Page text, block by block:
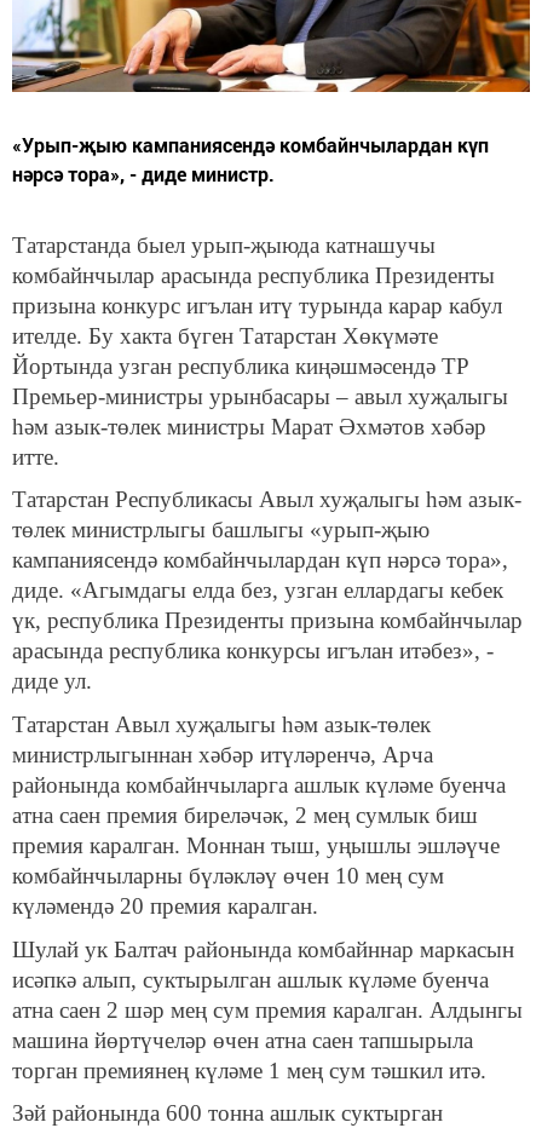
«Урып-җыю кампаниясендә комбайнчылардан күп
нәрсә тора», - диде министр.
Татарстанда быел урып-җыюда катнашучы
комбайнчылар арасында республика Президенты
призына конкурс игълан итү турында карар кабул
ителде. Бу хакта бүген Татарстан Хөкүмәте
Йортында узган республика киңәшмәсендә ТР
Премьер-министры урынбасары – авыл хуҗалыгы
һәм азык-төлек министры Марат Әхмәтов хәбәр
итте.
Татарстан Республикасы Авыл хуҗалыгы һәм азык-
төлек министрлыгы башлыгы «урып-җыю
кампаниясендә комбайнчылардан күп нәрсә тора»,
диде. «Агымдагы елда без, узган еллардагы кебек
үк, республика Президенты призына комбайнчылар
арасында республика конкурсы игълан итәбез», -
диде ул.
Татарстан Авыл хуҗалыгы һәм азык-төлек
министрлыгыннан хәбәр итүләренчә, Арча
районында комбайнчыларга ашлык күләме буенча
атна саен премия биреләчәк, 2 мең сумлык биш
премия каралган. Моннан тыш, уңышлы эшләүче
комбайнчыларны бүләкләү өчен 10 мең сум
күләмендә 20 премия каралган.
Шулай ук Балтач районында комбайннар маркасын
исәпкә алып, суктырылган ашлык күләме буенча
атна саен 2 шәр мең сум премия каралган. Алдынгы
машина йөртүчеләр өчен атна саен тапшырыла
торган премиянең күләме 1 мең сум тәшкил итә.
Зәй районында 600 тонна ашлык суктырган